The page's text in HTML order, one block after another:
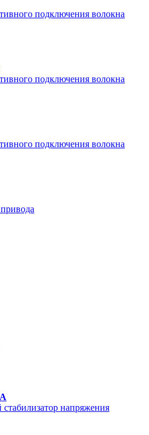
подключения волокна
подключения волокна
подключения волокна
стабилизатор напряжения